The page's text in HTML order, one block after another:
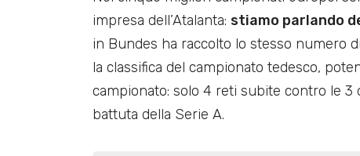
impresa dell’Atalanta: stiamo parlando
in Bundes ha raccolto lo stesso numero
la classifica del campionato tedesco,
campionato: solo 4 reti subite contro le 3
battuta della Serie A.